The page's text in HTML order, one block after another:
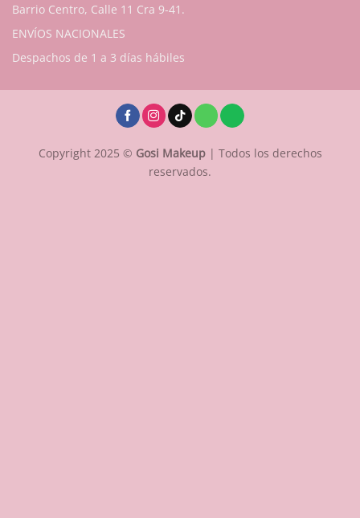
Barrio Centro, Calle 11 Cra 9-41.
ENVÍOS NACIONALES
Despachos de 1 a 3 días hábiles
Copyright 2025 © Gosi Makeup | Todos los derechos
reservados.